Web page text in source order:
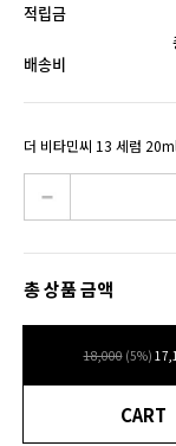
적립금
배송비
더 비타민씨 13 세럼 20ml
총 상품 금액
18,000 (5%)
CART